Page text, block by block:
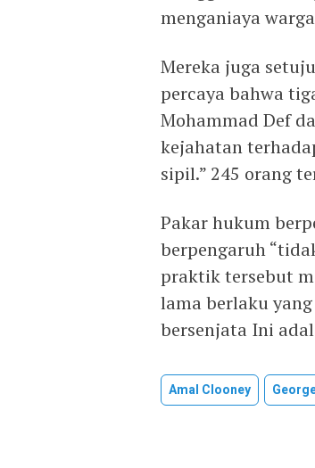
menganiaya
Mereka juga
percaya bahwa
Mohammad Def
kejahatan
sipil.” 245 orang
Pakar hukum
berpengaruh
praktik tersebut
lama berlaku
bersenjata Ini
Amal Clooney